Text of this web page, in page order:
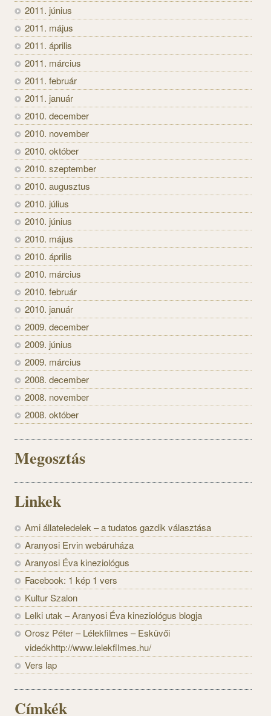
2011. június
2011. május
2011. április
2011. március
2011. február
2011. január
2010. december
2010. november
2010. október
2010. szeptember
2010. augusztus
2010. július
2010. június
2010. május
2010. április
2010. március
2010. február
2010. január
2009. december
2009. június
2009. március
2008. december
2008. november
2008. október
Megosztás
Linkek
Ami állateledelek – a tudatos gazdik választása
Aranyosi Ervin webáruháza
Aranyosi Éva kineziológus
Facebook: 1 kép 1 vers
Kultur Szalon
Lelki utak – Aranyosi Éva kineziológus blogja
Orosz Péter – Lélekfilmes – Esküvői
videókhttp://www.lelekfilmes.hu/
Vers lap
Címkék